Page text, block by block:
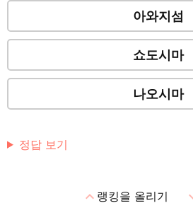
아와지섬
쇼도시마
나오시마
정답 보기
expand_less랭킹을 올리기